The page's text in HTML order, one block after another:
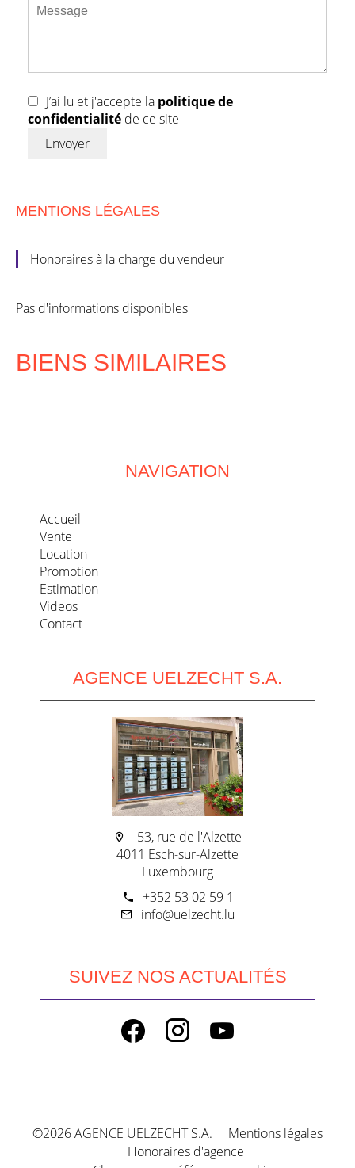
J’ai lu et j'accepte la politique de
confidentialité de ce site
Envoyer
MENTIONS LÉGALES
Honoraires à la charge du vendeur
Pas d'informations disponibles
BIENS SIMILAIRES
NAVIGATION
Accueil
Vente
Location
Promotion
Estimation
Videos
Contact
AGENCE UELZECHT S.A.
53, rue de l'Alzette
4011 Esch-sur-Alzette
Luxembourg
+352 53 02 59 1
info@uelzecht.lu
SUIVEZ NOS ACTUALITÉS
©2026 AGENCE UELZECHT S.A.
Mentions légales
Honoraires d'agence